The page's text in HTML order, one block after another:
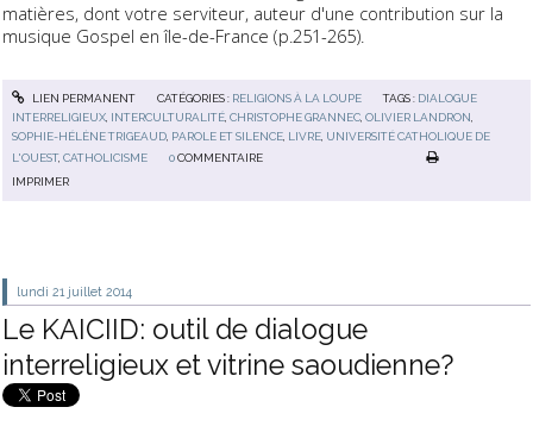
matières, dont votre serviteur, auteur d'une contribution sur la
musique Gospel en île-de-France (p.251-265).
LIEN PERMANENT CATÉGORIES : RELIGIONS À LA LOUPE TAGS : DIALOGUE
INTERRELIGIEUX INTERCULTURALITÉ ,CHRISTOPHE GRANNEC ,OLIVIER LANDRON
SOPHIE-HÉLÈNE TRIGEAUD PAROLE ET SILENCE LIVRE UNIVERSITÉ CATHOLIQUE DE
L'OUEST,CATHOLICISME 0 COMMENTAIRE
IMPRIMER
lundi 21 juillet 2014
Le KAICIID: outil de dialogue
interreligieux et vitrine saoudienne?